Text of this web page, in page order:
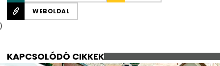
WEBOLDAL
)
KAPCSOLÓDÓ CIKKEK